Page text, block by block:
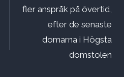
fler anspråk på övertid,
efter de senaste
domarna i Högsta
domstolen